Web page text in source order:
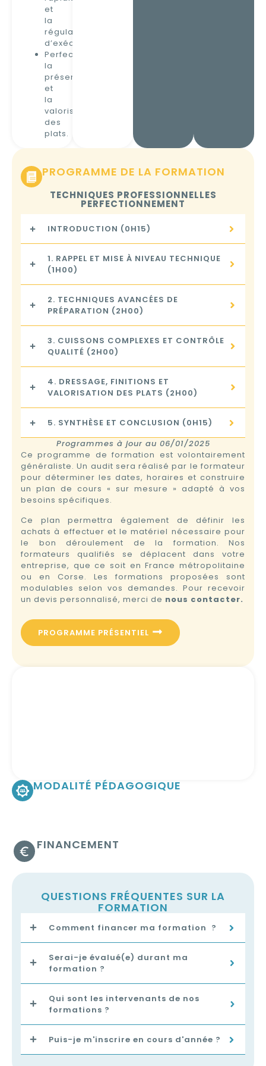
et
la
régularité
d’exécution.
Perfectionner
la
présentation
et
la
valorisation
des
plats.
PROGRAMME DE LA FORMATION
TECHNIQUES PROFESSIONNELLES
PERFECTIONNEMENT
INTRODUCTION (0H15)
1. RAPPEL ET MISE À NIVEAU TECHNIQUE
(1H00)
2. TECHNIQUES AVANCÉES DE
PRÉPARATION (2H00)
3. CUISSONS COMPLEXES ET CONTRÔLE
QUALITÉ (2H00)
4. DRESSAGE, FINITIONS ET
VALORISATION DES PLATS (2H00)
5. SYNTHÈSE ET CONCLUSION (0H15)
Programmes à jour au 06/01/2025
Ce programme de formation est volontairement
généraliste. Un audit sera réalisé par le formateur
pour déterminer les dates, horaires et construire
un plan de cours « sur mesure » adapté à vos
besoins spécifiques.
Ce plan permettra également de définir les
achats à effectuer et le matériel nécessaire pour
le bon déroulement de la formation. Nos
formateurs qualifiés se déplacent dans votre
entreprise, que ce soit en France métropolitaine
ou en Corse. Les formations proposées sont
modulables selon vos demandes. Pour recevoir
un devis personnalisé, merci de nous contacter.
PROGRAMME PRÉSENTIEL
MODALITÉ PÉDAGOGIQUE
FINANCEMENT
QUESTIONS FRÉQUENTES SUR LA
FORMATION
Comment financer ma formation ?
Serai-je évalué(e) durant ma
formation ?
Qui sont les intervenants de nos
formations ?
Puis-je m'inscrire en cours d'année ?